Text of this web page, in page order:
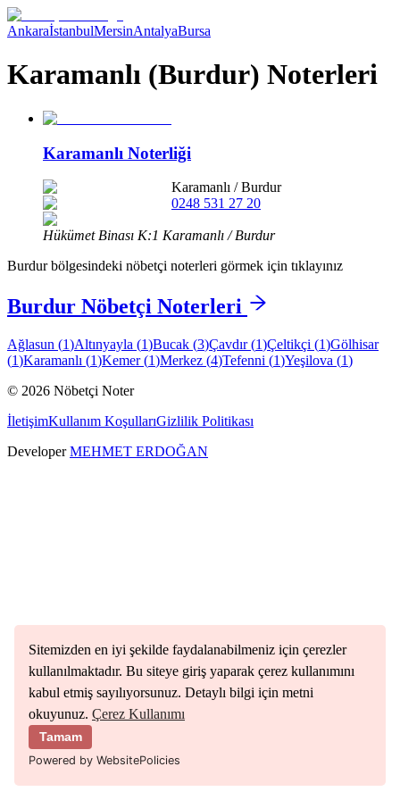
Sitemizden en iyi şekilde faydalanabilmeniz için çerezler
kullanılmaktadır. Bu siteye giriş yaparak çerez kullanımını
kabul etmiş sayılıyorsunuz. Detaylı bilgi için metni
okuyunuz. Çerez Kullanımı
Tamam
Powered by WebsitePolicies
AnkaraİstanbulMersinAntalyaBursa
Karamanlı (Burdur) Noterleri
Karamanlı Noterliği
Karamanlı /Burdur
0248 531 27 20
Hükümet Binası K:1 Karamanlı / Burdur
Burdurbölgesindeki nöbetçi noterleri görmek için tıklayınız
Burdur Nöbetçi Noterleri
Ağlasun (1)Altınyayla (1)Bucak (3)Çavdır(1)Çeltikçi (1)Gölhisar
(1)Karamanlı (1)Kemer(1)Merkez (4)Tefenni (1)Yeşilova (1)
© 2026 Nöbetçi Noter
İletişimKullanım KoşullarıGizlilik Politikası
DeveloperMEHMET ERDOĞAN